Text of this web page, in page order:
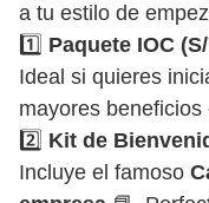
a tu estilo de
1️⃣ Paquete IOC
Ideal si quieres
mayores
2️⃣ Kit de
Incluye el famoso